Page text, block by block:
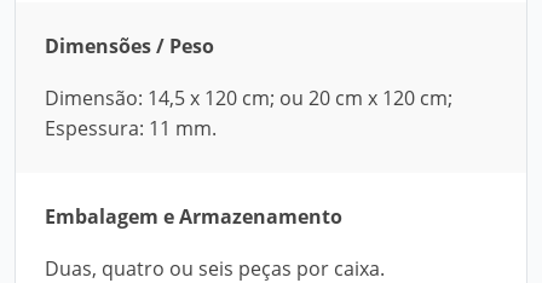
Dimensões / Peso
Dimensão: 14,5 x 120 cm; ou 20 cm x 120 cm;
Espessura: 11 mm.
Embalagem e Armazenamento
Duas, quatro ou seis peças por caixa.